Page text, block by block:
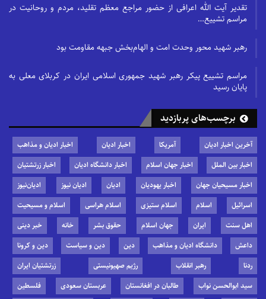
تقدیر آیت الله اعرافی از حضور مراجع معظم تقلید، مردم و روحانیت در
مراسم تشییع…
رهبر شهید محور وحدت امت و الهام‌بخش جبهه مقاومت بود
مراسم تشییع پیکر رهبر شهید جمهوری اسلامی ایران در کربلای معلی به
پایان رسید
برچسب‌های پربازدید
آخرین اخبار ادیان آمریکا اخبار ادیان
اخبار ادیان و مذاهب
اخبار بین الملل
اخبار جهان اسلام اخبار دانشگاه ادیان
اخبار زرتشتیان
اخبار مسیحیان جهان
اخبار یهودیان ادیان ادیان نیوز
ادیان‌نیوز
اسرائیل
اسلام اسلام ستیزی اسلام هراسی
اسلام و مسیحیت
اهل سنت
ایران جهان اسلام حقوق بشر خانه
خبر دینی
داعش
دانشگاه ادیان و مذاهب دین دین و سیاست
دین و کرونا
ردنا
رهبر انقلاب رژیم صهیونیستی
زرتشتیان ایران
سید ابوالحسن نواب
طالبان در افغانستان عربستان سعودی فلسطین